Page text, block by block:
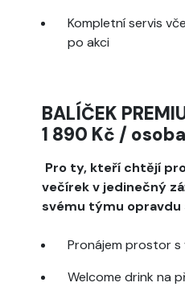
Kompletní servis
po akci
BALÍČEK
1 890 Kč / osoba
Pro ty, kteří chtějí
večírek v jedinečný
svému týmu opravdu
Pronájem prostor
Welcome drink na